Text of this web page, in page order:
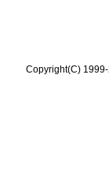
Copyright(C)